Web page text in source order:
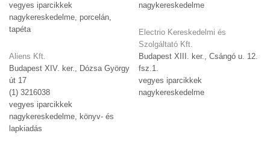
vegyes iparcikkek
nagykereskedelme, porcelán,
tapéta
Aliens Kft.
Budapest XIV. ker., Dózsa György
út 17
(1) 3216038
vegyes iparcikkek
nagykereskedelme, könyv- és
lapkiadás
nagykereskedelme
Electrio Kereskedelmi és
Szolgáltató Kft.
Budapest XIII. ker., Csángó u. 12.
fsz.1.
vegyes iparcikkek
nagykereskedelme